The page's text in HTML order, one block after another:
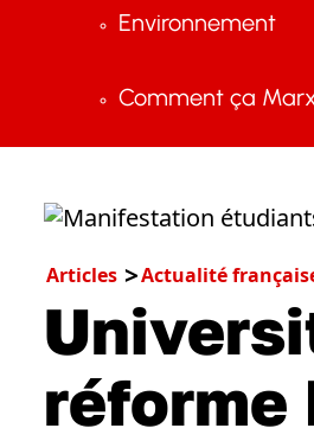
Environnement
Comment ça
Articles Actualité
réforme